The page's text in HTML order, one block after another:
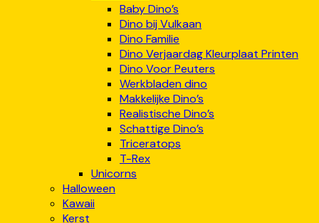
Baby Dino’s
Dino bij Vulkaan
Dino Familie
Dino Verjaardag Kleurplaat Printen
Dino Voor Peuters
Werkbladen dino
Makkelijke Dino’s
Realistische Dino’s
Schattige Dino’s
Triceratops
T-Rex
Unicorns
Halloween
Kawaii
Kerst